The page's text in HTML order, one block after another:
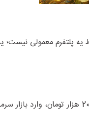
پلتفرم معمولی نیست؛
شما با گلدیکا طلای آب‌ شده را در هر وزنی که بخواید می‌تونید خریداری کنید و با مبالغ کم حتی 200 هزار تومان،